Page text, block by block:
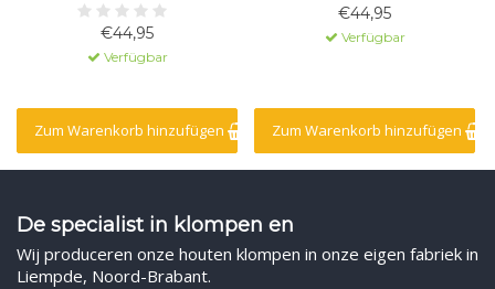
€44,95
Verfügbar
Zum Warenkorb hinzufügen
€44,95
Verfügbar
Zum Warenkorb hinzufügen
De specialist in klompen en
Wij produceren onze houten klompen in onze eigen fabriek in
Liempde, Noord-Brabant.